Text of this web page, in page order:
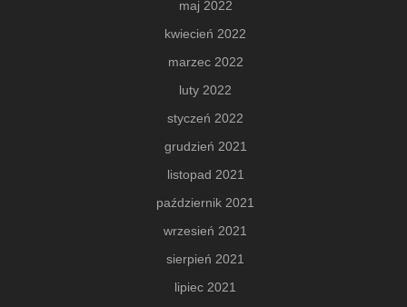
maj 2022
kwiecień 2022
marzec 2022
luty 2022
styczeń 2022
grudzień 2021
listopad 2021
październik 2021
wrzesień 2021
sierpień 2021
lipiec 2021